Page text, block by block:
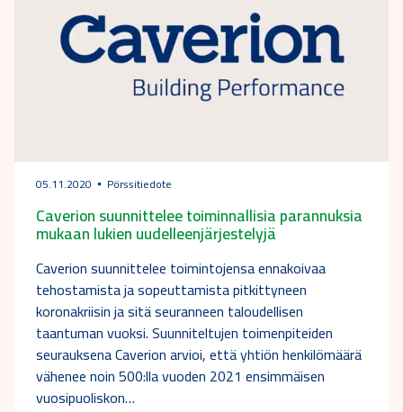
05.11.2020 Pörssitiedote
Caverion suunnittelee toiminnallisia parannuksia
mukaan lukien uudelleenjärjestelyjä
Caverion suunnittelee toimintojensa ennakoivaa
tehostamista ja sopeuttamista pitkittyneen
koronakriisin ja sitä seuranneen taloudellisen
taantuman vuoksi. Suunniteltujen toimenpiteiden
seurauksena Caverion arvioi, että yhtiön henkilömäärä
vähenee noin 500:lla vuoden 2021 ensimmäisen
vuosipuoliskon…